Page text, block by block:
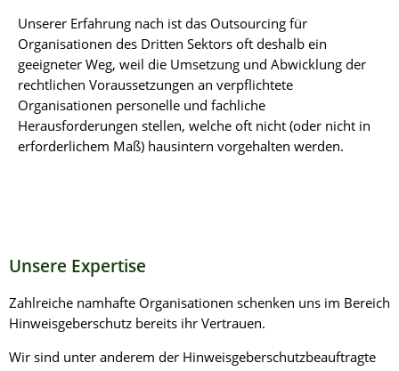
Unserer Erfahrung nach ist das Outsourcing für
Organisationen des Dritten Sektors oft deshalb ein
geeigneter Weg, weil die Umsetzung und Abwicklung der
rechtlichen Voraussetzungen an verpflichtete
Organisationen personelle und fachliche
Herausforderungen stellen, welche oft nicht (oder nicht in
erforderlichem Maß) hausintern vorgehalten werden.
Unsere Expertise
Zahlreiche namhafte Organisationen schenken uns im Bereich
Hinweisgeberschutz bereits ihr Vertrauen.
Wir sind unter anderem der Hinweisgeberschutzbeauftragte